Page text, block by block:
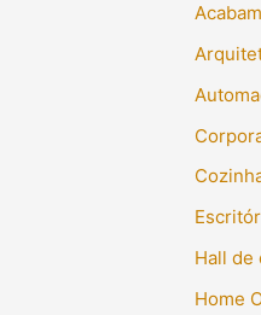
Hall de
Home